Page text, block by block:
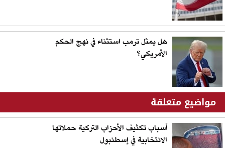
هل يمثل ترمب استثناء في نهج الحكم
الأمريكي؟
مواضيع متعلقة
أسباب تكثيف الأحزاب التركية حملاتها
الانتخابية في إسطنبول